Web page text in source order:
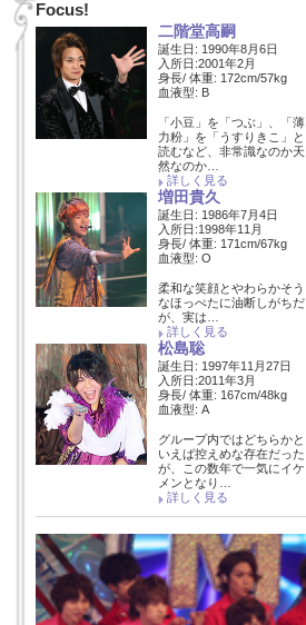
Focus!
二階堂高嗣
誕生日: 1990年8月6日
入所日:2001年2月
身長/ 体重: 172cm/57kg
血液型: B
「小豆」を「つぶ」、「薄
力粉」を「うすりきこ」と
読むなど、非常識なのか天
然なのか…
詳しく見る
増田貴久
誕生日: 1986年7月4日
入所日:1998年11月
身長/ 体重: 171cm/67kg
血液型: O
柔和な笑顔とやわらかそう
なほっぺたに油断しがちだ
が、実は…
詳しく見る
松島聡
誕生日: 1997年11月27日
入所日:2011年3月
身長/ 体重: 167cm/48kg
血液型: A
グループ内ではどちらかと
いえば控えめな存在だった
が、この数年で一気にイケ
メンとなり…
詳しく見る